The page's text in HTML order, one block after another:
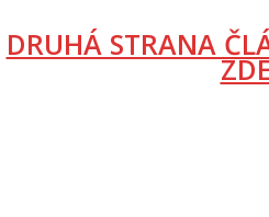
DRUHÁ STRANA